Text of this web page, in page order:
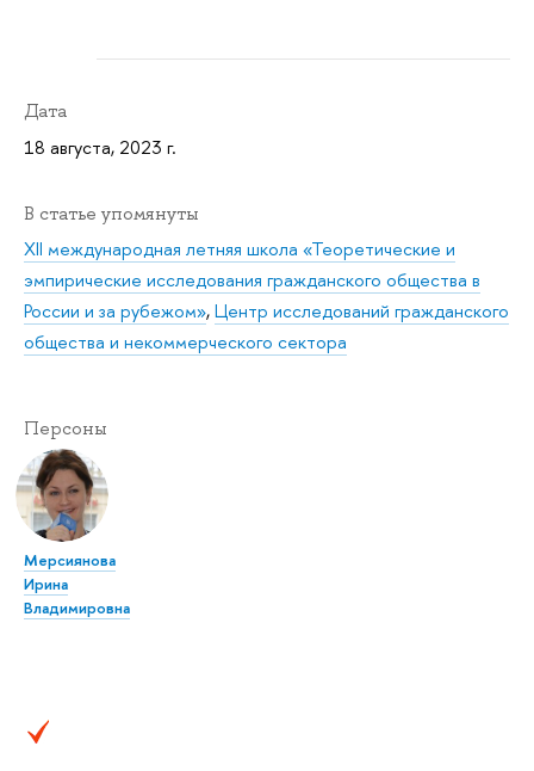
Дата
18 августа, 2023 г.
В статье упомянуты
XII международная летняя школа «Теоретические и
эмпирические исследования гражданского общества в
России и за рубежом»,Центр исследований гражданского
общества и некоммерческого сектора
Персоны
Мерсиянова
Ирина
Владимировна